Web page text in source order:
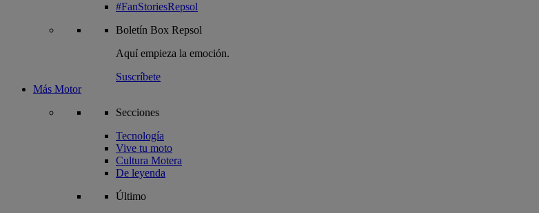
#FanStoriesRepsol
Boletín Box Repsol
Aquí empieza la emoción.
Suscríbete
Más Motor
Secciones
Tecnología
Vive tu moto
Cultura Motera
De leyenda
Último